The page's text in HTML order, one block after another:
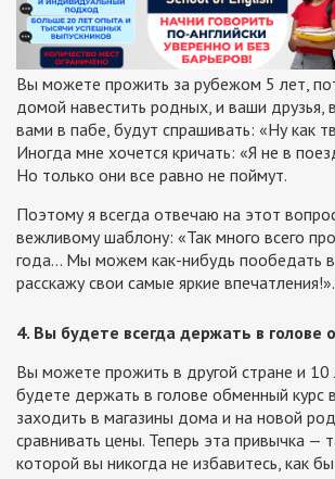
Вы можете прожить за рубежом 5 лет,
домой навестить родных, и ваши друзья,
вами в пабе, будут спрашивать: «Ну как
Иногда мне хочется кричать: «Я не в
Но только они все равно не поймут.
Поэтому я всегда отвечаю на этот
вежливому шаблону: «Так много всего
года… Мы можем как-нибудь пообедать
расскажу свои самые яркие впечатления!».
4. Вы будете всегда держать в голове
Вы можете прожить в другой стране и 10
будете держать в голове обменный курс
заходить в магазины дома и на новой
сравнивать цены. Теперь эта привычка —
которой вы никогда не избавитесь, как